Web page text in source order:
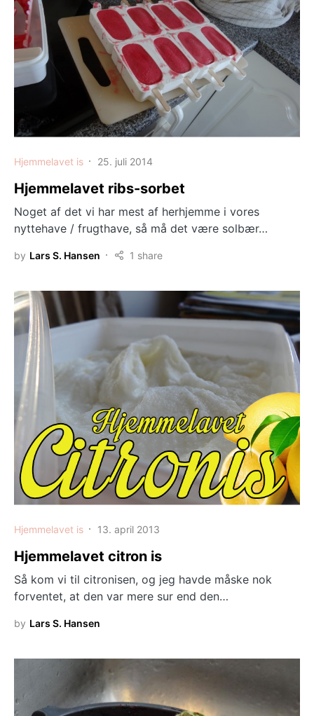
Hjemmelavet is 25. juli 2014
Hjemmelavet ribs-sorbet
Noget af det vi har mest af herhjemme i vores
nyttehave / frugthave, så må det være solbær…
by Lars S. Hansen 1 share
Hjemmelavet is 13. april 2013
Hjemmelavet citron is
Så kom vi til citronisen, og jeg havde måske nok
forventet, at den var mere sur end den…
by Lars S. Hansen